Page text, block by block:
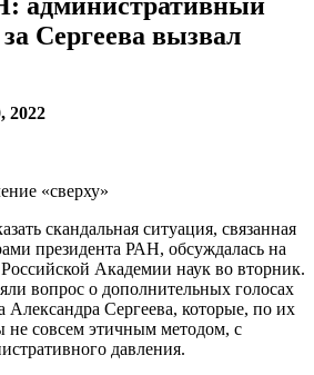
Сергеева вызвал
2022
«сверху»
скандальная ситуация, связанная
президента РАН, обсуждалась на
Академии наук во вторник.
вопрос о дополнительных голосах
Александра Сергеева, которые, по их
совсем этичным методом, с
давления.